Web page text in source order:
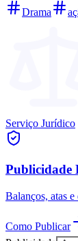
Drama
Serviço Jurídico
Publicidade
Balanços, atas
Como Publicar